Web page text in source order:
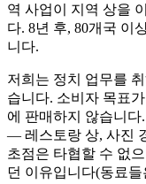
역 사업이 지역 상을
다. 8년 후, 80개국 이
니다.
저희는 정치 업무를
습니다. 소비자 목표
에 판매하지 않습니
— 레스토랑 상, 사진
초점은 타협할 수 없
던 이유입니다(동료